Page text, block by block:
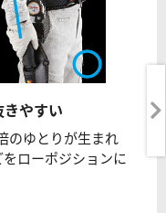
やすい
のゆとりが生まれ
ローポジションに